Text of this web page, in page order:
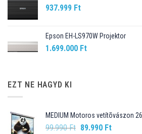
937.999 Ft
Epson EH-LS970W Projektor
1.699.000 Ft
EZT NE HAGYD KI
MEDIUM Motoros vetítõvászon
99.990Ft Original
89.990 FtCurrent